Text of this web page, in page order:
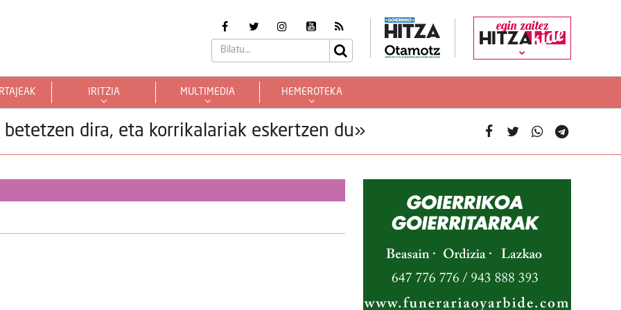
egin zaitez
IRITZIA MULTIMEDIA HEMEROTEKA
dira, eta korrikalariak eskertzen du»